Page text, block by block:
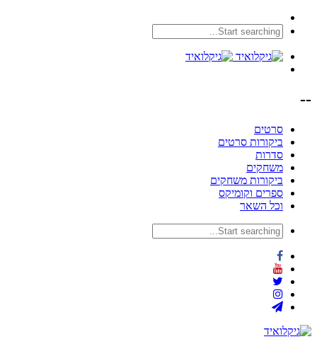
--
סרטים
ביקורות סרטים
סדרות
משחקים
ביקורות משחקים
ספרים וקומיקס
וכל השאר